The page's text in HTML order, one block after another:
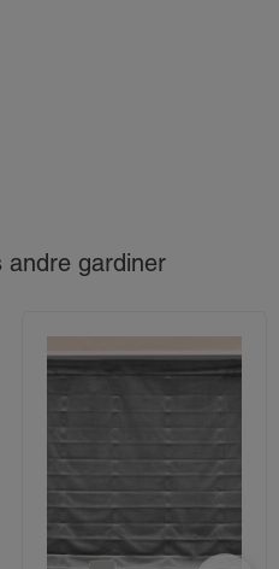
andre gardiner